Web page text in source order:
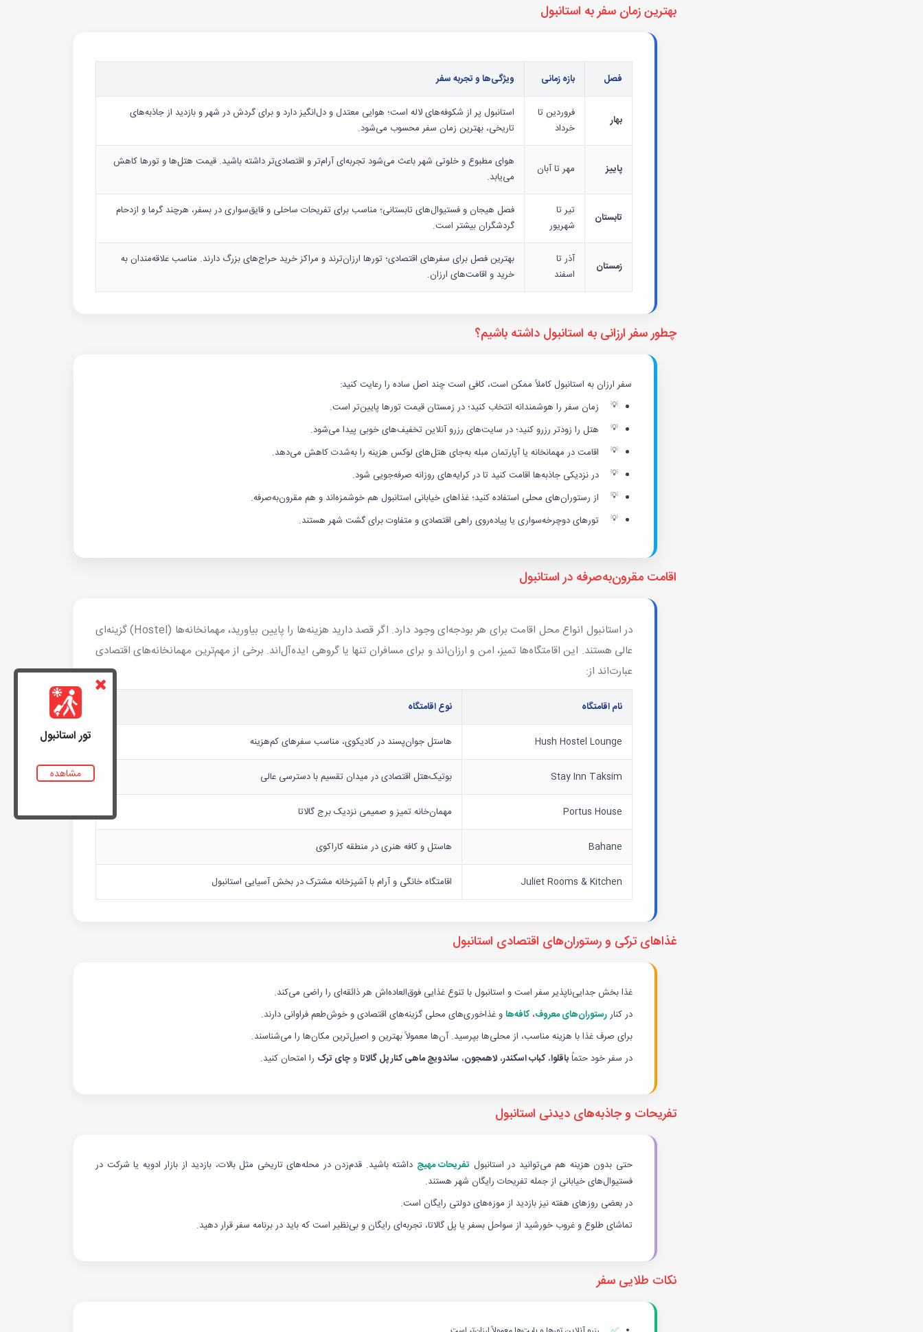
تور استانبول
مشاهده
بهترین زمان سفر به استانبول
فصل بازه زمانی ویژگی‌ها و تجربه سفر
بهار
فروردین تا
خرداد
استانبول پر از شکوفه‌های لاله است؛ هوایی معتدل و دل‌انگیز دارد و برای گردش در شهر و بازدید از جاذبه‌های
تاریخی، بهترین زمان سفر محسوب می‌شود.
پاییز مهر تا آبان
هوای مطبوع و خلوتی شهر باعث می‌شود تجربه‌ای آرام‌تر و اقتصادی‌تر داشته باشید. قیمت هتل‌ها و تورها کاهش
می‌یابد.
تابستان
تیر تا
شهریور
فصل هیجان و فستیوال‌های تابستانی؛ مناسب برای تفریحات ساحلی و قایق‌سواری در بسفر، هرچند گرما و ازدحام
گردشگران بیشتر است.
زمستان
آذر تا
اسفند
بهترین فصل برای سفرهای اقتصادی؛ تورها ارزان‌ترند و مراکز خرید حراج‌های بزرگ دارند. مناسب علاقه‌مندان به
خرید و اقامت‌های ارزان.
چطور سفر ارزانی به استانبول داشته باشیم؟
سفر ارزان به استانبول کاملاً ممکن است، کافی است چند اصل ساده را رعایت کنید:
زمان سفر را هوشمندانه انتخاب کنید؛ در زمستان قیمت تورها پایین‌تر است.
هتل را زودتر رزرو کنید؛ در سایت‌های رزرو آنلاین تخفیف‌های خوبی پیدا می‌شود.
اقامت در مهمانخانه یا آپارتمان مبله به‌جای هتل‌های لوکس هزینه را به‌شدت کاهش می‌دهد.
در نزدیکی جاذبه‌ها اقامت کنید تا در کرایه‌های روزانه صرفه‌جویی شود.
از رستوران‌های محلی استفاده کنید؛ غذاهای خیابانی استانبول هم خوشمزه‌اند و هم مقرون‌به‌صرفه.
تورهای دوچرخه‌سواری یا پیاده‌روی راهی اقتصادی و متفاوت برای گشت شهر هستند.
اقامت مقرون‌به‌صرفه در استانبول
در استانبول انواع محل اقامت برای هر بودجه‌ای وجود دارد. اگر قصد دارید هزینه‌ها را پایین بیاورید، مهمانخانه‌ها (Hostel) گزینه‌ای
عالی هستند. این اقامتگاه‌ها تمیز، امن و ارزان‌اند و برای مسافران تنها یا گروهی ایده‌آل‌اند. برخی از مهم‌ترین مهمانخانه‌های اقتصادی
عبارت‌اند از:
نام اقامتگاه نوع اقامتگاه
Hush Hostel Lounge هاستل جوان‌پسند در کادیکوی، مناسب سفرهای کم‌هزینه
Stay Inn Taksim بوتیک‌هتل اقتصادی در میدان تقسیم با دسترسی عالی
Portus House مهمان‌خانه تمیز و صمیمی نزدیک برج گالاتا
Bahane هاستل و کافه هنری در منطقه کاراکوی
Juliet Rooms & Kitchen اقامتگاه خانگی و آرام با آشپزخانه مشترک در بخش آسیایی استانبول
غذاهای ترکی و رستوران‌های اقتصادی استانبول
غذا بخش جدایی‌ناپذیر سفر است و استانبول با تنوع غذایی فوق‌العاده‌اش هر ذائقه‌ای را راضی می‌کند.
در کناررستوران‌های معروف،کافه‌هاو غذاخوری‌های محلی گزینه‌های اقتصادی و خوش‌طعم فراوانی دارند.
برای صرف غذا با هزینه مناسب، از محلی‌ها بپرسید. آن‌ها معمولاً بهترین و اصیل‌ترین مکان‌ها را می‌شناسند.
در سفر خود حتماًباقلوا، کباب اسکندر، لاهمجون، ساندویچ ماهی کنار پل گالاتاو چای ترک را امتحان کنید.
تفریحات و جاذبه‌های دیدنی استانبول
حتی بدون هزینه هم می‌توانید در استانبول تفریحات مهیج داشته باشید. قدم‌زدن در محله‌های تاریخی مثل بالات، بازدید از بازار ادویه یا شرکت در
فستیوال‌های خیابانی از جمله تفریحات رایگان شهر هستند.
در بعضی روزهای هفته نیز بازدید از موزه‌های دولتی رایگان است.
تماشای طلوع و غروب خورشید از سواحل بسفر یا پل گالاتا، تجربه‌ای رایگان و بی‌نظیر است که باید در برنامه سفر قرار دهید.
نکات طلایی سفر